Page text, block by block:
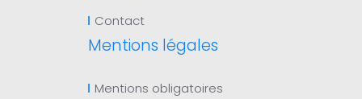
Contact
Mentions légales
Mentions obligatoires